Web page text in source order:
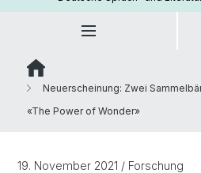
Neuerscheinung: Zwei
«The Power of Wonder»
19. November 2021 / Forschung